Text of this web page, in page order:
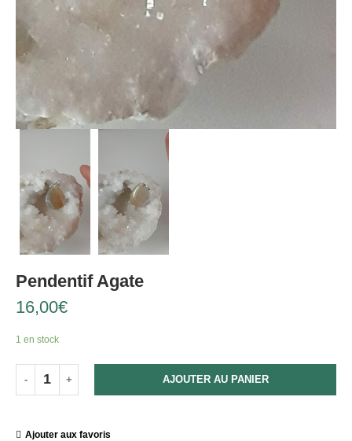
Pendentif Agate
16,00€
1 en stock
AJOUTER AU PANIER
Ajouter aux favoris